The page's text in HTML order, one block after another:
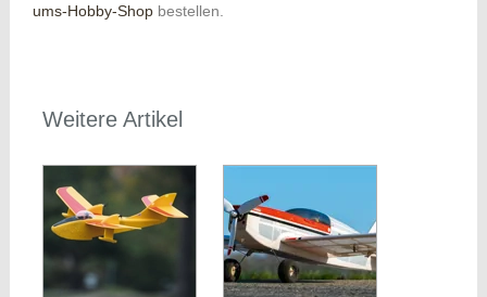
ums-Hobby-Shop bestellen.
Weitere Artikel